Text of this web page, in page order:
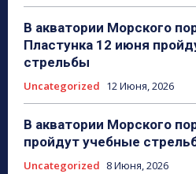
В акватории Морского
Пластунка 12 июня
стрельбы
Uncategorized 12 Июня, 2026
В акватории Морского
пройдут учебные
Uncategorized 8 Июня, 2026